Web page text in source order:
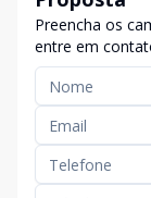
Preencha os
entre em